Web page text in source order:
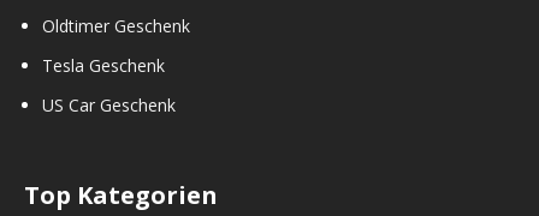
Oldtimer Geschenk
Tesla Geschenk
US Car Geschenk
Top Kategorien